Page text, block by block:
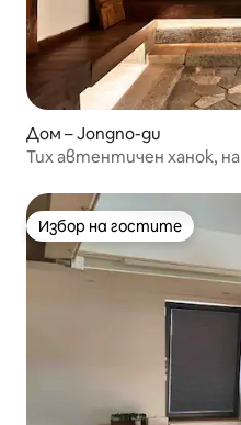
Дом – Jongno-gu
Тих автентичен ханок,
Избор на гостите
Избор на гостите